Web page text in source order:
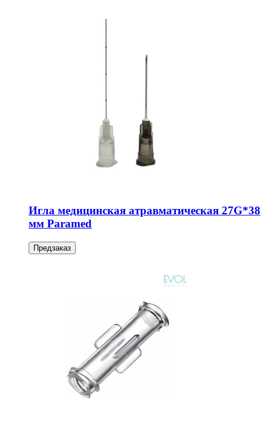
Игла медицинская атравматическая 27G*38
мм Paramed
Предзаказ